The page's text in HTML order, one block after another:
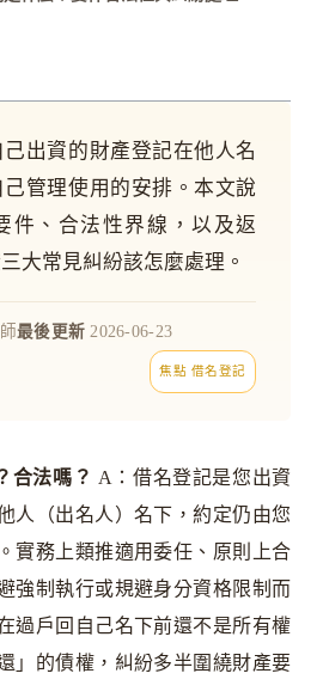
出資的財產登記在他人名
管理使用的安排。本文說
件、合法性界線，以及返
大常見糾紛該怎麼處理。
最後更新 2026-06-23
焦點 借名登記
合法嗎？ A：借名登記是您出資
人（出名人）名下，約定仍由您
實務上類推適用委任、原則上合
強制執行或規避身分資格限制而
過戶回自己名下前還不是所有權
」的債權，糾紛多半圍繞財產要